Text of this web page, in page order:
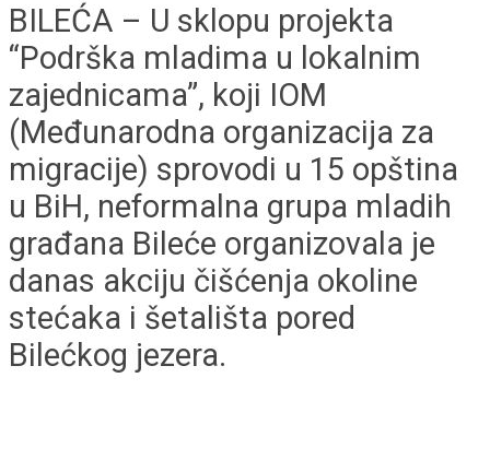
BILEĆA – U sklopu projekta
“Podrška mladima u lokalnim
zajednicama”, koji IOM
(Međunarodna organizacija za
migracije) sprovodi u 15 opština
u BiH, neformalna grupa mladih
građana Bileće organizovala je
danas akciju čišćenja okoline
stećaka i šetališta pored
Bilećkog jezera.